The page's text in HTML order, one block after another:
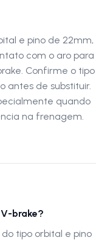
e pino de 22mm,
com o aro para
Confirme o tipo
antes de substituir.
quando
na frenagem.
brake?
tipo orbital e pino